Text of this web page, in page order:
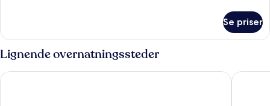
View
Suite
With
Garden
View
Se priser
Lignende overnatningssteder
Gold Central Hotel by Haviland Doha